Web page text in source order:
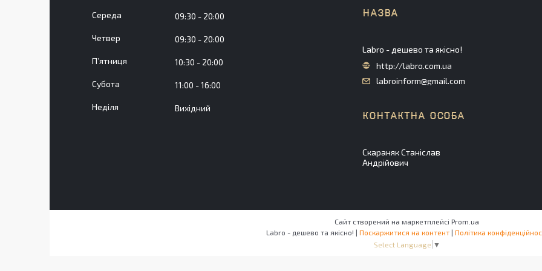
Середа 09:30 20:00
Четвер 09:30 20:00
Пʼятниця 10:30 20:00
Субота 11:00 16:00
Неділя Вихідний
Labro - дешево та якісно!
http://labro.com.ua
labroinform@gmail.com
Скараняк Станіслав
Андрійович
Сайт створений на маркетплейсі Prom.ua
Labro - дешево та якісно! | Поскаржитися на контент | Політика
Select Language ▼